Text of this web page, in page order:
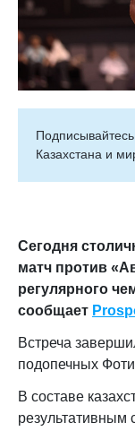
Казахстана и
Сегодня
матч против
регулярного
сообщает
Встреча
подопечных
В составе
результативным